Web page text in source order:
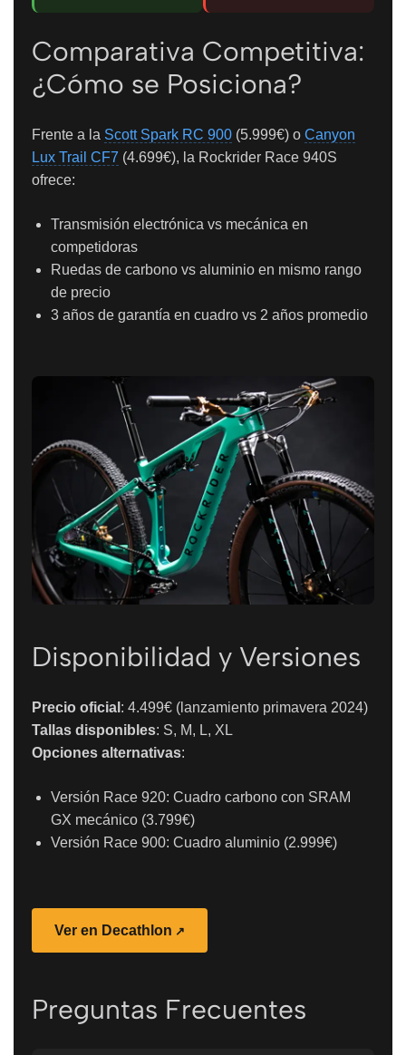
Comparativa Competitiva:
¿Cómo se Posiciona?
Frente a la Scott Spark RC 900 (5.999€) o Canyon
Lux Trail CF7 (4.699€), la Rockrider Race 940S
ofrece:
Transmisión electrónica vs mecánica en
competidoras
Ruedas de carbono vs aluminio en mismo rango
de precio
3 años de garantía en cuadro vs 2 años promedio
Disponibilidad y Versiones
Precio oficial : 4.499€ (lanzamiento primavera 2024)
Tallas disponibles: S, M, L, XL
Opciones alternativas:
Versión Race 920: Cuadro carbono con SRAM
GX mecánico (3.799€)
Versión Race 900: Cuadro aluminio (2.999€)
Ver en Decathlon
Preguntas Frecuentes